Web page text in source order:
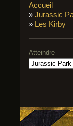
Accueil
» Jurassic
» Les Kirby
Atteindre